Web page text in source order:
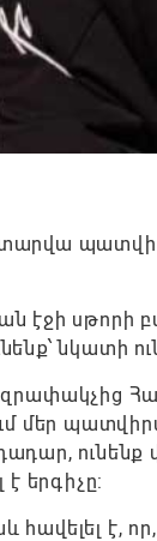
էջի սթորի
նկատի
մեր
ունենք
է երգիչը:
հավելել է,